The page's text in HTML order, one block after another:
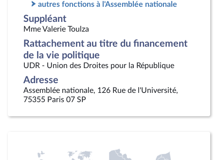
autres fonctions à l'Assemblée nationale
Suppléant
Mme Valerie Toulza
Rattachement au titre du financement
de la vie politique
UDR - Union des Droites pour la République
Adresse
Assemblée nationale, 126 Rue de l'Université,
75355 Paris 07 SP